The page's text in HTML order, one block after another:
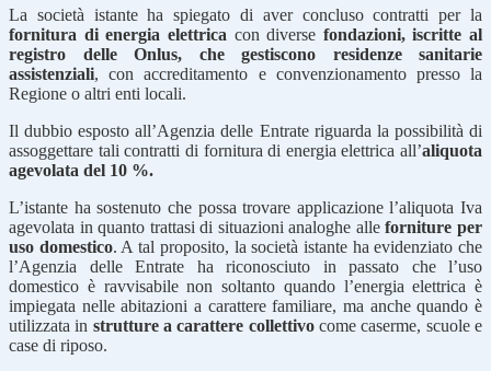
La società istante ha spiegato di aver concluso contratti per la
fornitura di energia elettrica con diverse fondazioni, iscritte al
registro delle Onlus, che gestiscono residenze sanitarie
assistenziali, con accreditamento e convenzionamento presso la
Regione o altri enti locali.
Il dubbio esposto all’Agenzia delle Entrate riguarda la possibilità di
assoggettare tali contratti di fornitura di energia elettrica all’aliquota
agevolata del 10 %.
L’istante ha sostenuto che possa trovare applicazione l’aliquota Iva
agevolata in quanto trattasi di situazioni analoghe alleforniture per
uso domestico. A tal proposito, la società istante ha evidenziato che
l’Agenzia delle Entrate ha riconosciuto in passato che l’uso
domestico è ravvisabile non soltanto quando l’energia elettrica è
impiegata nelle abitazioni a carattere familiare, ma anche quando è
utilizzata in strutture a carattere collettivocome caserme, scuole e
case di riposo.